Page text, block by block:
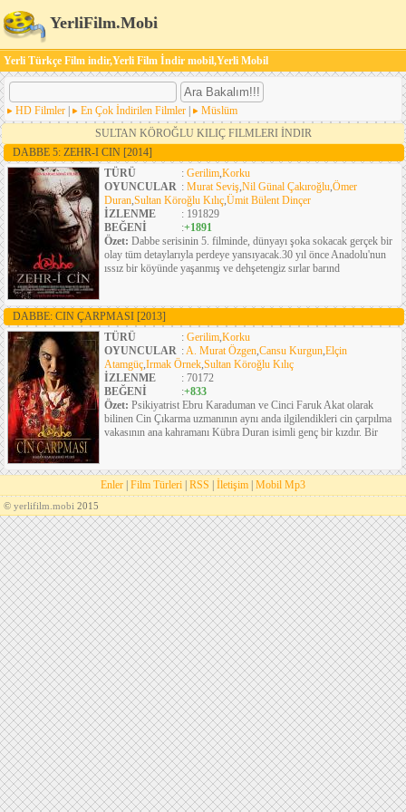
YerliFilm.Mobi
Yerli Türkçe Film indir,Yerli Film İndir mobil,Yerli Mobil
HD Filmler En Çok İndirilen Filmler
Müslüm
SULTAN KÖROĞLU KILIÇ FILMLERI İNDIR
DABBE 5: ZEHR-I CIN [2014]
TÜRÜ
: Gerilim,Korku
OYUNCULAR : Murat Seviş,Nil Günal Çakıroğlu,Ömer
Duran,Sultan Köroğlu Kılıç,Ümit Bülent Dinçer
İZLENME
: 191829
BEĞENİ
:+1891
Özet: Dabbe serisinin 5. filminde, dünyayı şoka sokacak gerçek bir
olay tüm detaylarıyla perdeye yansıyacak.30 yıl önce Anadolu'nun
ıssız bir köyünde yaşanmış ve dehşetengiz sırlar barınd
DABBE: CIN ÇARPMASI [2013]
TÜRÜ
: Gerilim,Korku
OYUNCULAR :A. Murat Özgen,Cansu Kurgun,Elçin
Atamgüç,Irmak Örnek,Sultan Köroğlu Kılıç
İZLENME
: 70172
BEĞENİ
:+833
Özet: Psikiyatrist Ebru Karaduman ve Cinci Faruk Akat olarak
bilinen Cin Çıkarma uzmanının aynı anda ilgilendikleri cin çarpılma
vakasının ana kahramanı Kübra Duran isimli genç bir kızdır. Bir
Enler Film Türleri RSS İletişim Mobil Mp3
© yerlifilm.mobi 2015